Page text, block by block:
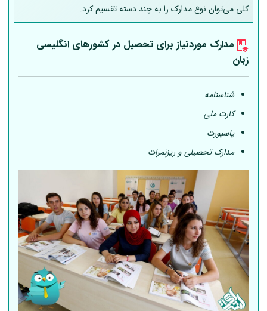
کلی می‌توان نوع مدارک را به چند دسته تقسیم کرد.
مدارک موردنیاز برای تحصیل در کشورهای انگلیسی
زبان
شناسنامه
کارت ملی
پاسپورت
مدارک تحصیلی و ریزنمرات